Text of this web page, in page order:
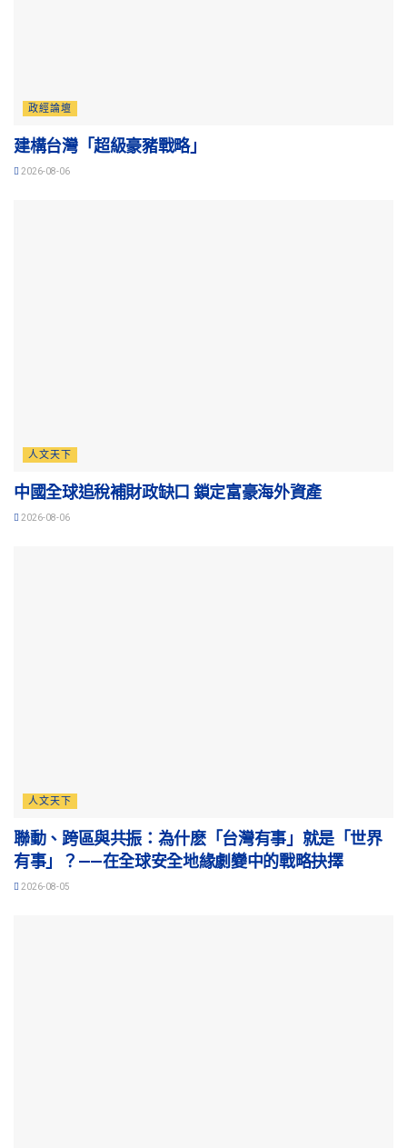
政經論壇
建構台灣「超級豪豬戰略」
2026-08-06
人文天下
中國全球追稅補財政缺口 鎖定富豪海外資產
2026-08-06
人文天下
聯動、跨區與共振：為什麽「台灣有事」就是「世界
有事」？——在全球安全地緣劇變中的戰略抉擇
2026-08-05